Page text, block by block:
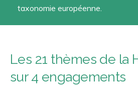
taxonomie européenne.
Les 21 thèmes de la
sur4 engagements